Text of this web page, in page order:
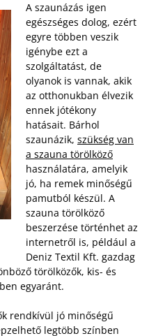
A szaunázás igen
egészséges dolog, ezért
egyre többen veszik
igénybe ezt a
szolgáltatást, de
olyanok is vannak, akik
az otthonukban élvezik
ennek jótékony
hatásait. Bárhol
szaunázik, szükség van
a szauna törölköző
használatára, amelyik
jó, ha remek minőségű
pamutból készül. A
szauna törölköző
beszerzése történhet az
internetről is, például a
Deniz Textil Kft. gazdag
törölközők, kis- és
egyaránt.
rendkívül jó minőségű
legtöbb színben